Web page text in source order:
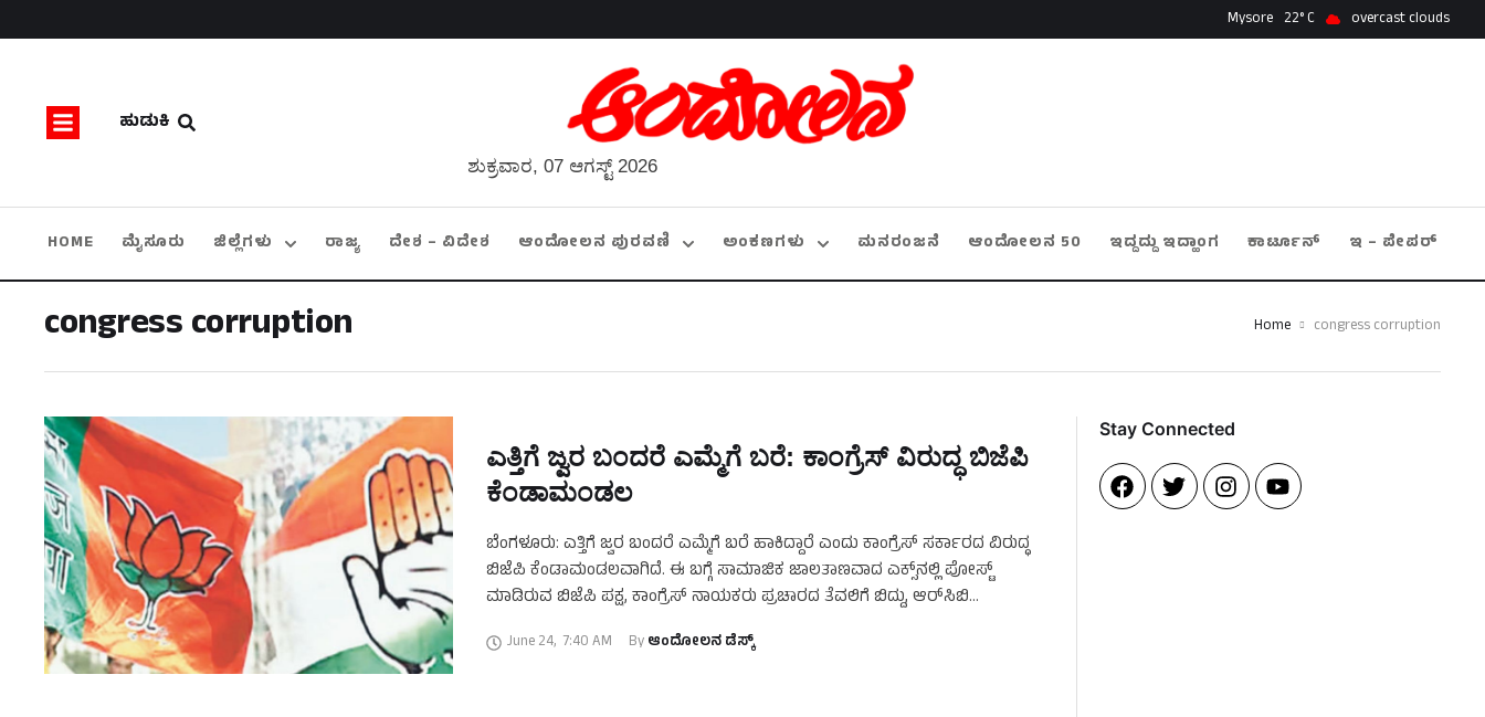
Mysore 22 overcast clouds
ಹುಡುಕಿ
ಶುಕ್ರವಾರ, 07 ಆಗಸ್ಟ್ 2026
HOME ಮೈಸೂರು ಜಿಲ್ಲೆಗಳು ರಾಜ್ಯ ದೇಶ – ವಿದೇಶ ಆಂದೋಲನ ಪುರವಣಿ ಅಂಕಣಗಳು ಮನರಂಜನೆ ಆಂದೋಲನ 50 ಇದ್ದದ್ದು ಇದ್ಹಾಂಗ ಕಾರ್ಟೂನ್ ಇ – ಪೇಪರ್
congress corruption Home congress corruption
ಎತ್ತಿಗೆ ಜ್ವರ ಬಂದರೆ ಎಮ್ಮೆಗೆ ಬರೆ: ಕಾಂಗ್ರೆಸ್‌ ವಿರುದ್ಧ ಬಿಜೆಪಿ
ಕೆಂಡಾಮಂಡಲ
ಬೆಂಗಳೂರು: ಎತ್ತಿಗೆ ಜ್ವರ ಬಂದರೆ ಎಮ್ಮೆಗೆ ಬರೆ ಹಾಕಿದ್ದಾರೆ ಎಂದು ಕಾಂಗ್ರೆಸ್‌ ಸರ್ಕಾರದ ವಿರುದ್ಧ
ಬಿಜೆಪಿ ಕೆಂಡಾಮಂಡಲವಾಗಿದೆ. ಈ ಬಗ್ಗೆ ಸಾಮಾಜಿಕ ಜಾಲತಾಣವಾದ ಎಕ್ಸ್‌ನಲ್ಲಿ ಪೋಸ್ಟ್‌
ಮಾಡಿರುವ ಬಿಜೆಪಿ ಪಕ್ಷ, ಕಾಂಗ್ರೆಸ್‌ ನಾಯಕರು ಪ್ರಚಾರದ ತೆವಲಿಗೆ ಬಿದ್ದು, ಆರ್‌ಸಿಬಿ
June 24, 7:40 AM By ಆಂದೋಲನ ಡೆಸ್ಕ್
Stay Connected​